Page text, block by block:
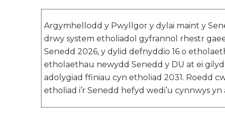
Argymhellodd y Pwyllgor y dylai maint y
drwy system etholiadol gyfrannol rhestr
Senedd 2026, y dylid defnyddio 16 o
etholaethau newydd Senedd y DU at ei
adolygiad ffiniau cyn etholiad 2031. Roedd
etholiad i’r Senedd hefyd wedi’u cynnwys